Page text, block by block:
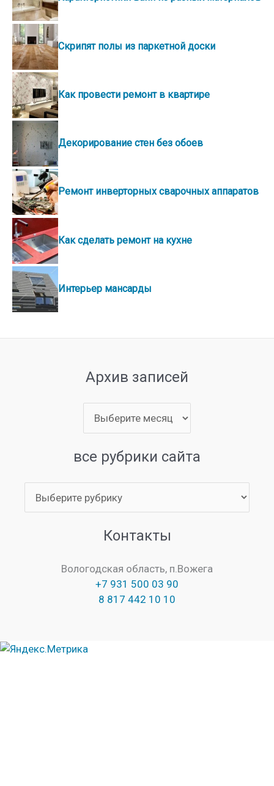
Скрипят полы из паркетной доски
Как провести ремонт в квартире
Декорирование стен без обоев
Ремонт инверторных сварочных аппаратов
Как сделать ремонт на кухне
Интерьер мансарды
Архив записей
записей
все рубрики сайта
рубрики
Контакты
Вологодская область, п.Вожега
+7 931 500 03 90
8 817 442 10 10